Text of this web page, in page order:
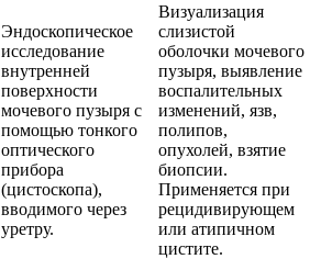
Эндоскопическое
исследование
внутренней
поверхности
мочевого пузыря с
помощью тонкого
оптического
прибора
(цистоскопа),
вводимого через
уретру.
Визуализация
слизистой
оболочки мочевого
пузыря, выявление
воспалительных
изменений, язв,
полипов,
опухолей, взятие
биопсии.
Применяется при
рецидивирующем
или атипичном
цистите.